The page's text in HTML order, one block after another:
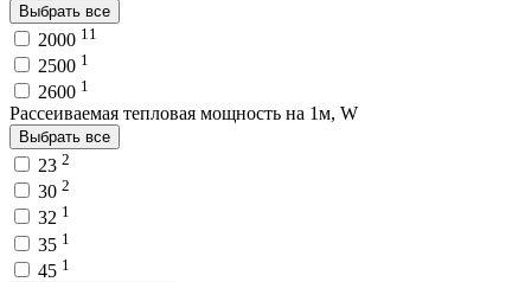
Выбрать все
2000 11
2500 1
2600 1
Рассеиваемая тепловая мощность на 1м, W
Выбрать все
23 2
30 2
32 1
35 1
45 1